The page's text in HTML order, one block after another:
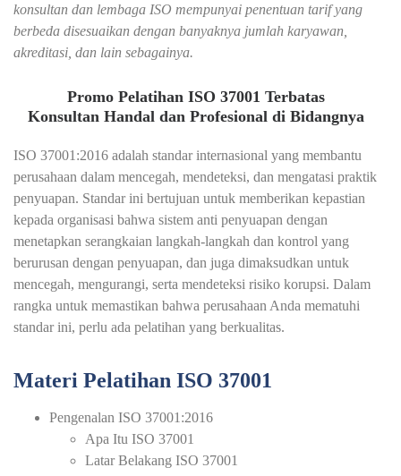
konsultan dan lembaga ISO mempunyai penentuan tarif yang
berbeda disesuaikan dengan banyaknya jumlah karyawan,
akreditasi, dan lain sebagainya.
Promo Pelatihan ISO 37001 Terbatas
Konsultan Handal dan Profesional di Bidangnya
ISO 37001:2016 adalah standar internasional yang membantu
perusahaan dalam mencegah, mendeteksi, dan mengatasi praktik
penyuapan. Standar ini bertujuan untuk memberikan kepastian
kepada organisasi bahwa sistem anti penyuapan dengan
menetapkan serangkaian langkah-langkah dan kontrol yang
berurusan dengan penyuapan, dan juga dimaksudkan untuk
mencegah, mengurangi, serta mendeteksi risiko korupsi. Dalam
rangka untuk memastikan bahwa perusahaan Anda mematuhi
standar ini, perlu ada pelatihan yang berkualitas.
Materi Pelatihan ISO 37001
Pengenalan ISO 37001:2016
Apa Itu ISO 37001
Latar Belakang ISO 37001